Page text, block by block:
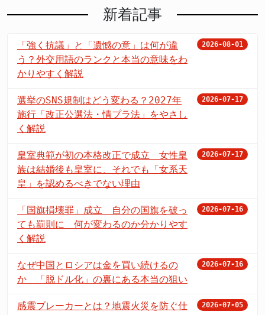
新着記事
「強く抗議」と「遺憾の意」は何が違
う？外交用語のランクと本当の意味をわ
かりやすく解説
2026-08-01
選挙のSNS規制はどう変わる？2027年
施行「改正公選法・情プラ法」をやさし
く解説
2026-07-17
皇室典範が初の本格改正で成立 女性皇
族は結婚後も皇室に、それでも「女系天
皇」を認めるべきでない理由
2026-07-17
「国旗損壊罪」成立 自分の国旗を破っ
ても罰則に 何が変わるのか分かりやす
く解説
2026-07-16
なぜ中国とロシアは金を買い続けるの
か 「脱ドル化」の裏にある本当の狙い
2026-07-16
感震ブレーカーとは？地震火災を防ぐ仕
2026-07-05